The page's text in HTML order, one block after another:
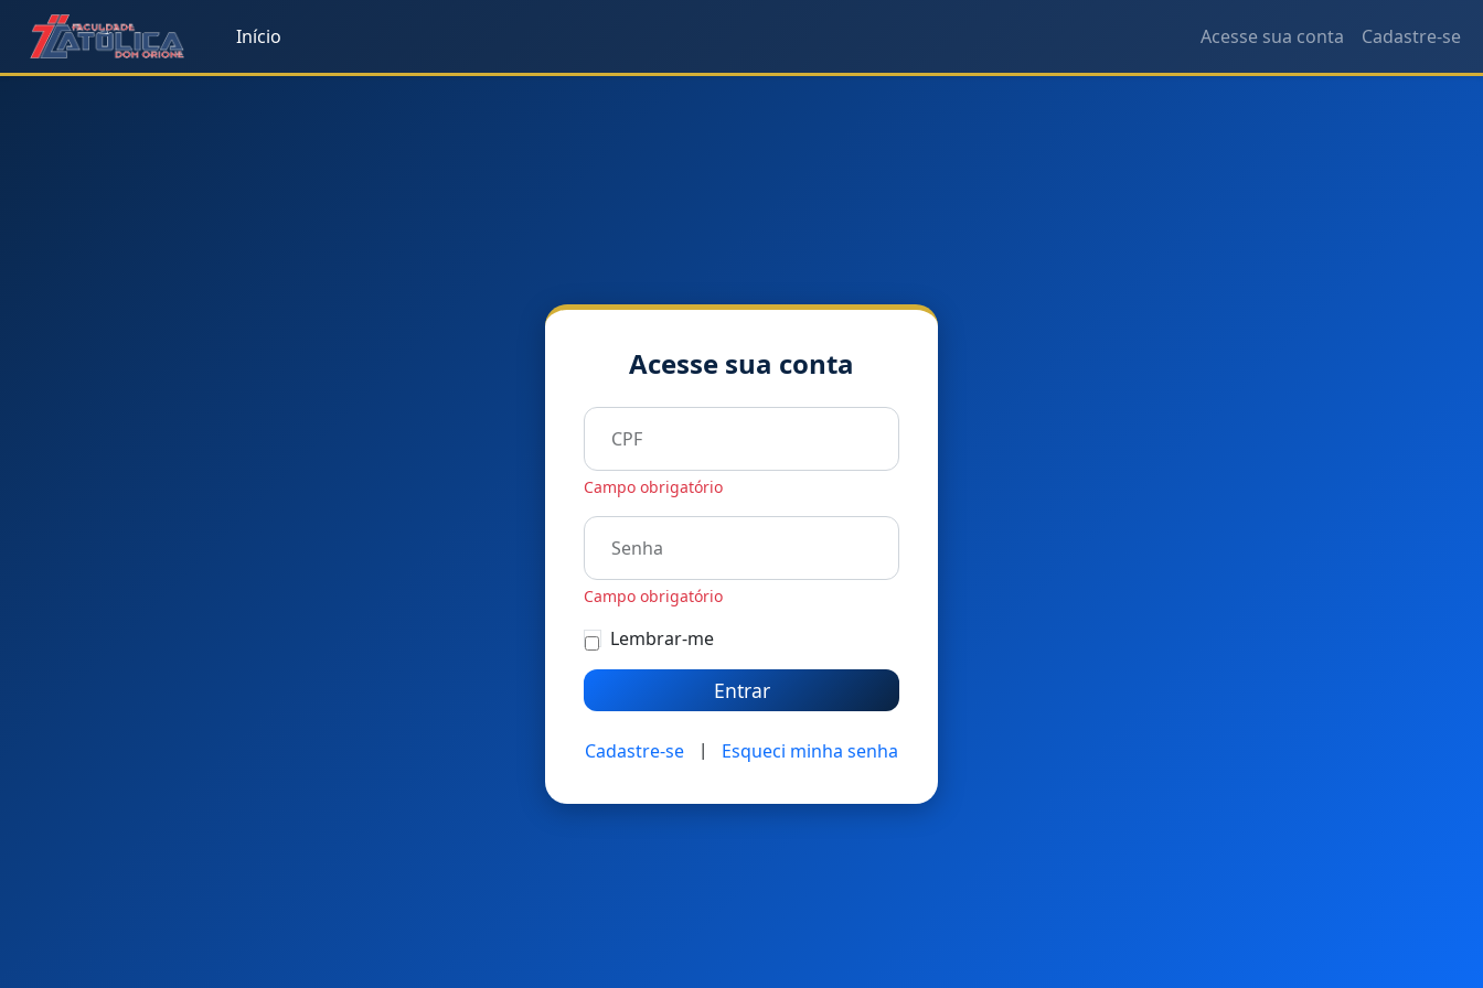
Início Acesse sua conta Cadastre-se
Acesse sua conta
CPF
Campo obrigatório
Senha
Campo obrigatório
Lembrar-me
Cadastre-se | Esqueci minha senha